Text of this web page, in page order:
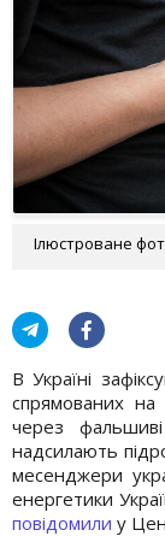
Ілюстроване
В Україні
спрямованих
через
надсилають
месенджери
енергетики
повідомили у